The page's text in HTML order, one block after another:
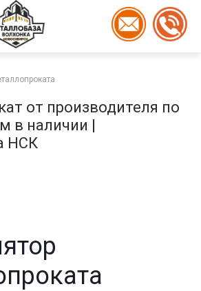
от производителя по
в наличии |
НСК